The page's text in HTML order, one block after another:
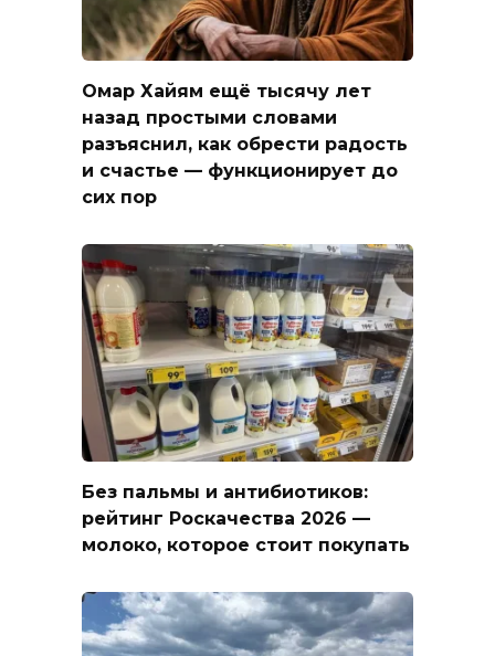
Омар Хайям ещё тысячу лет
назад простыми словами
разъяснил, как обрести радость
и счастье — функционирует до
сих пор
Без пальмы и антибиотиков:
рейтинг Роскачества 2026 —
молоко, которое стоит покупать